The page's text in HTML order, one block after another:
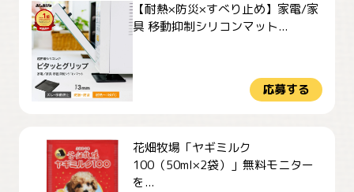
【耐熱×防災×すべり止め】家電/家
具 移動抑制シリコンマット...
応募する
花畑牧場「ヤギミルク
100（50ml×2袋）」無料モニター
を...